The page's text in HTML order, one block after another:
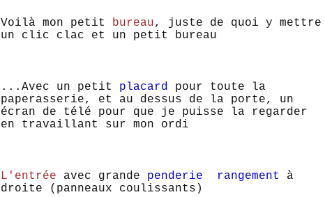
Voilà mon petit bureau, juste de quoi y mettre
un clic clac et un petit bureau
...Avec un petit placard pour toute la
paperasserie, et au dessus de la porte, un
écran de télé pour que je puisse la regarder
en travaillant sur mon ordi
L'entrée avec grande penderie rangement
à
droite (panneaux coulissants)